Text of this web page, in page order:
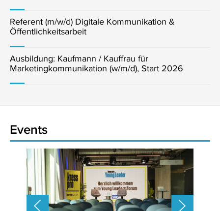
Referent (m/w/d) Digitale Kommunikation &
Öffentlichkeitsarbeit
Ausbildung: Kaufmann / Kauffrau für
Marketingkommunikation (w/m/d), Start 2026
Events